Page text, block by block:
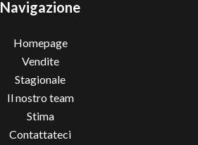
Navigazione
Homepage
Vendite
Stagionale
Il nostro team
Stima
Contattateci